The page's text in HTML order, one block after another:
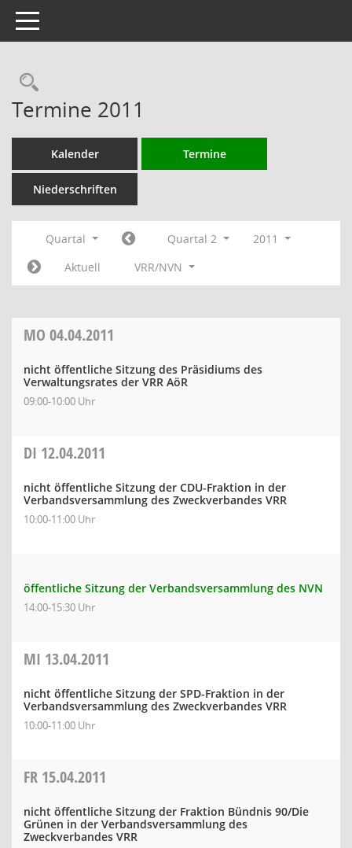
Toggle navigation
Rechercheauswahl
Termine 2011
Kalender Termine
Niederschriften
Quartal Quartal 2
2011
Aktuell
VRR/NVN
MO 04.04.2011
nicht öffentliche Sitzung des Präsidiums des
Verwaltungsrates der VRR AöR
09:00-10:00 Uhr
DI 12.04.2011
nicht öffentliche Sitzung der CDU-Fraktion in der
Verbandsversammlung des Zweckverbandes VRR
10:00-11:00 Uhr
öffentliche Sitzung der Verbandsversammlung des NVN
14:00-15:30 Uhr
MI 13.04.2011
nicht öffentliche Sitzung der SPD-Fraktion in der
Verbandsversammlung des Zweckverbandes VRR
10:00-11:00 Uhr
FR 15.04.2011
nicht öffentliche Sitzung der Fraktion Bündnis 90/Die
Grünen in der Verbandsversammlung des
Zweckverbandes VRR